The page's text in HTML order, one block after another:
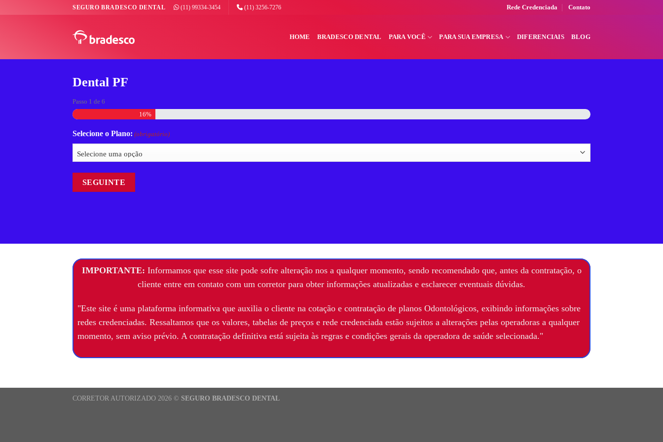
SEGURO BRADESCO DENTAL (11) 99334-3454 (11) 3256-7276 Rede Credenciada Contato
HOME BRADESCO DENTAL PARA VOCÊ PARA SUA EMPRESA DIFERENCIAIS BLOG
Dental PF
Passo 1 de 6
16%
Selecione o Plano: (obrigatório)
IMPORTANTE: Informamos que esse site pode sofre alteração nos a qualquer momento, sendo recomendado que, antes da contratação, o
cliente entre em contato com um corretor para obter informações atualizadas e esclarecer eventuais dúvidas.
"Este site é uma plataforma informativa que auxilia o cliente na cotação e contratação de planos Odontológicos, exibindo informações sobre
redes credenciadas. Ressaltamos que os valores, tabelas de preços e rede credenciada estão sujeitos a alterações pelas operadoras a qualquer
momento, sem aviso prévio. A contratação definitiva está sujeita às regras e condições gerais da operadora de saúde selecionada."
CORRETOR AUTORIZADO 2026 © SEGURO BRADESCO DENTAL